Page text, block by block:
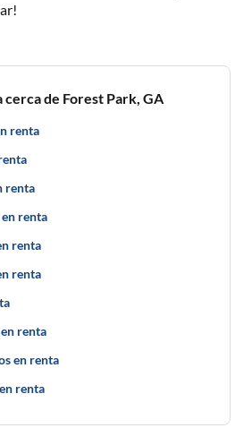
de Forest Park, GA
renta
renta
renta
renta
renta
renta
en renta
renta